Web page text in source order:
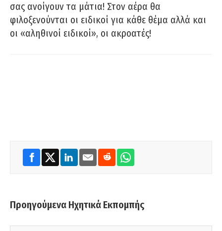
σας ανοίγουν τα μάτια! Στον αέρα θα
φιλοξενούνται οι ειδικοί για κάθε θέμα αλλά και
οι «αληθινοί ειδικοί», οι ακροατές!
Προηγούμενα Ηχητικά Εκπομπής